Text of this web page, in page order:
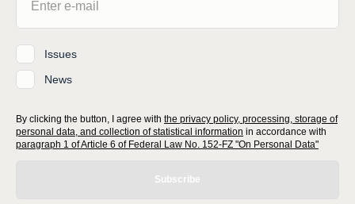
Issues
News
By clicking the button, I agree with the privacy policy, processing, storage of
personal data, and collection of statistical information in accordance with
paragraph 1 of Article 6 of Federal Law No. 152-FZ "On Personal Data"
Subscribe